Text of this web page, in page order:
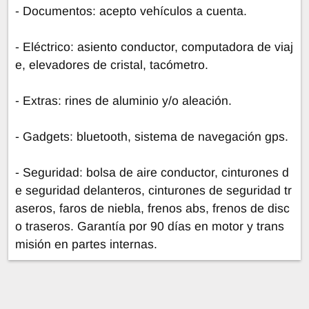
- Documentos: acepto vehículos a cuenta.
- Eléctrico: asiento conductor, computadora de viaj
e, elevadores de cristal, tacómetro.
- Extras: rines de aluminio y/o aleación.
- Gadgets: bluetooth, sistema de navegación gps.
- Seguridad: bolsa de aire conductor, cinturones d
e seguridad delanteros, cinturones de seguridad tr
aseros, faros de niebla, frenos abs, frenos de disc
o traseros. Garantía por 90 días en motor y trans
misión en partes internas.